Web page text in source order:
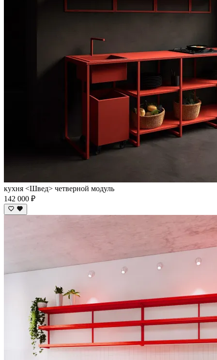
кухня <Швед> четверной модуль
142 000 ₽